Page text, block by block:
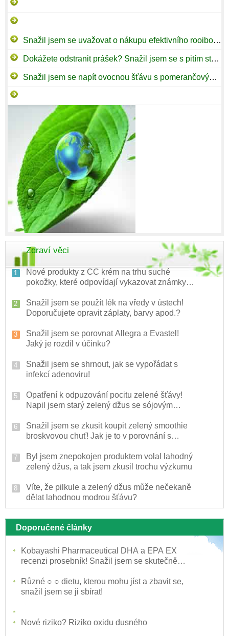
Snažil jsem se uvažovat o nákupu efektivního rooibosového čaje pro strava
Dokážete odstranit prášek? Snažil jsem se s pitím starého zeleného džusu s mlékem
Snažil jsem se napít ovocnou šťávu s pomerančovým džusem! Není možné to prodat?
Zdraví věci
Nové produkty z CC krém na trhu suché
pokožky, které odpovídají vykazovat známky
Snažil jsem se použít lék na vředy v ústech!
Doporučujete opravit záplaty, barvy apod.?
Snažil jsem se porovnat Allegra a Evastel!
Jaký je rozdíl v účinku?
Snažil jsem se shrnout, jak se vypořádat s
infekcí adenoviru!
Opatření k odpuzování pocitu zelené šťávy!
Napil jsem starý zelený džus se sójovým
Snažil jsem se zkusit koupit zelený smoothie
broskvovou chuť! Jak je to v porovnání s
Byl jsem znepokojen produktem volal lahodný
zelený džus, a tak jsem zkusil trochu výzkumu
Víte, že pilkule a zelený džus může nečekaně
dělat lahodnou modrou šťávu?
Doporučené články
Kobayashi Pharmaceutical DHA a EPA EX
recenzi prosebník! Snažil jsem se skutečně
Různé ○ ○ dietu, kterou mohu jíst a zbavit se,
snažil jsem se ji sbírat!
Nové riziko? Riziko oxidu dusného